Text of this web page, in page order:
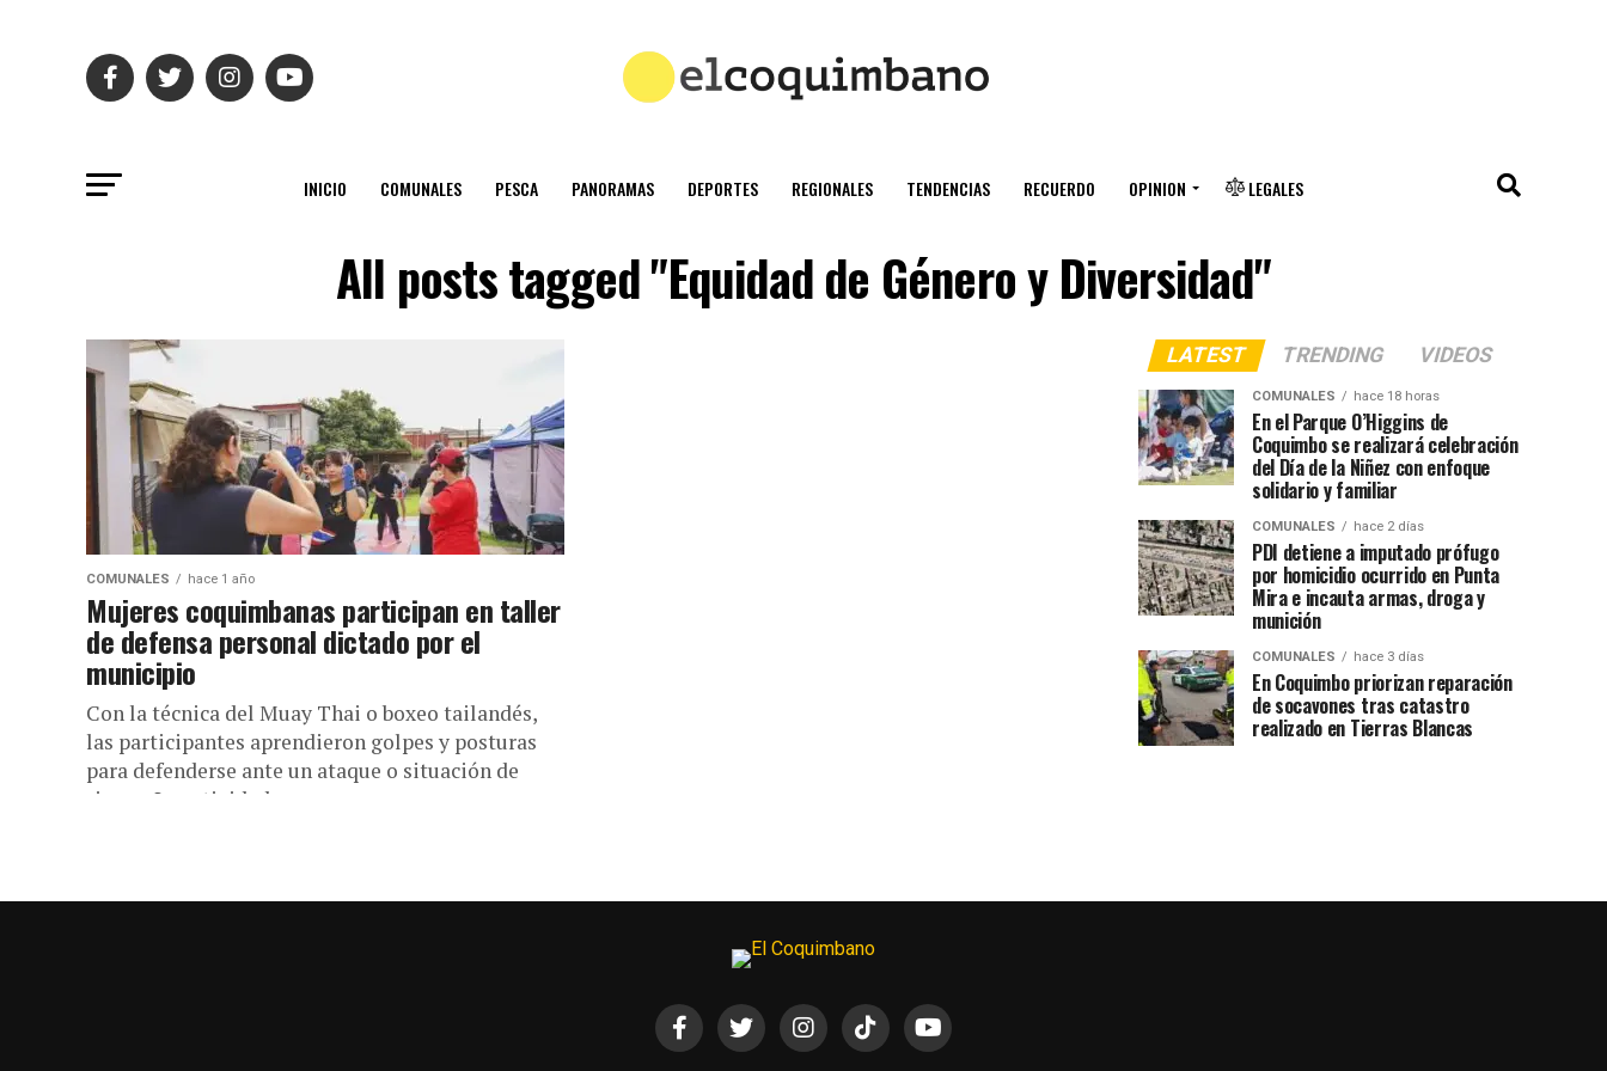
INICIO COMUNALES PESCA PANORAMAS DEPORTES REGIONALES TENDENCIAS RECUERDO OPINION LEGALES
All posts tagged "Equidad de Género y Diversidad"
COMUNALES hace 1 año
Mujeres coquimbanas participan en taller
de defensa personal dictado por el
municipio
Con la técnica del Muay Thai o boxeo tailandés,
las participantes aprendieron golpes y posturas
para defenderse ante un ataque o situación de
riesgo. La actividad...
LATEST TRENDING VIDEOS
COMUNALES hace 18 horas
En el Parque O’Higgins de
Coquimbo se realizará celebración
del Día de la Niñez con enfoque
solidario y familiar
COMUNALES hace 2 días
PDI detiene a imputado prófugo
por homicidio ocurrido en Punta
Mira e incauta armas, droga y
munición
COMUNALES hace 3 días
En Coquimbo priorizan reparación
de socavones tras catastro
realizado en Tierras Blancas